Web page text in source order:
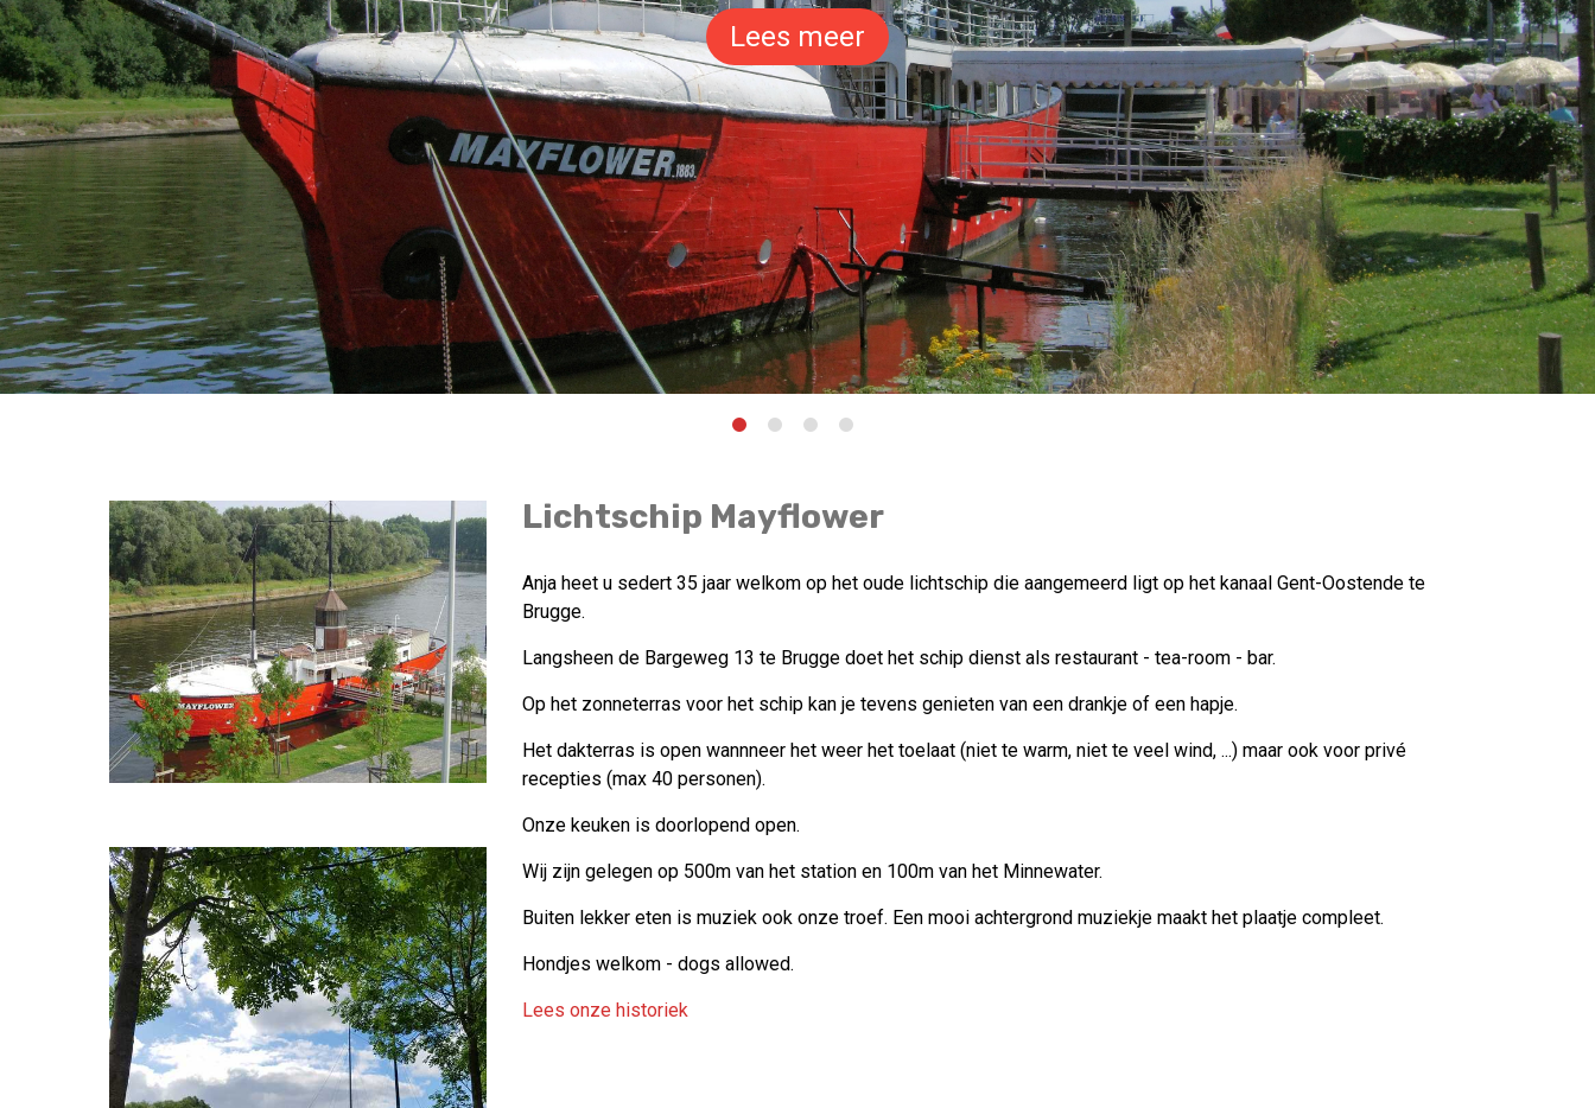
Lees meer
Lichtschip Mayflower
Anja heet u sedert 35 jaar welkom op het oude lichtschip die aangemeerd ligt op het kanaal Gent-Oostende te
Brugge.
Langsheen de Bargeweg 13 te Brugge doet het schip dienst als restaurant - tea-room - bar.
Op het zonneterras voor het schip kan je tevens genieten van een drankje of een hapje.
Het dakterras is open wannneer het weer het toelaat (niet te warm, niet te veel wind, ...) maar ook voor privé
recepties (max 40 personen).
Onze keuken is doorlopend open.
Wij zijn gelegen op 500m van het station en 100m van het Minnewater.
Buiten lekker eten is muziek ook onze troef. Een mooi achtergrond muziekje maakt het plaatje compleet.
Hondjes welkom - dogs allowed.
Lees onze historiek